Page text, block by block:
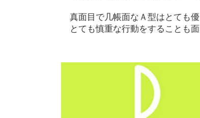
真面目で几帳面なＡ型はとても
とても慎重な行動をすることも